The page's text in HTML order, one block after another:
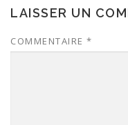
LAISSER UN
COMMENTAIRE *